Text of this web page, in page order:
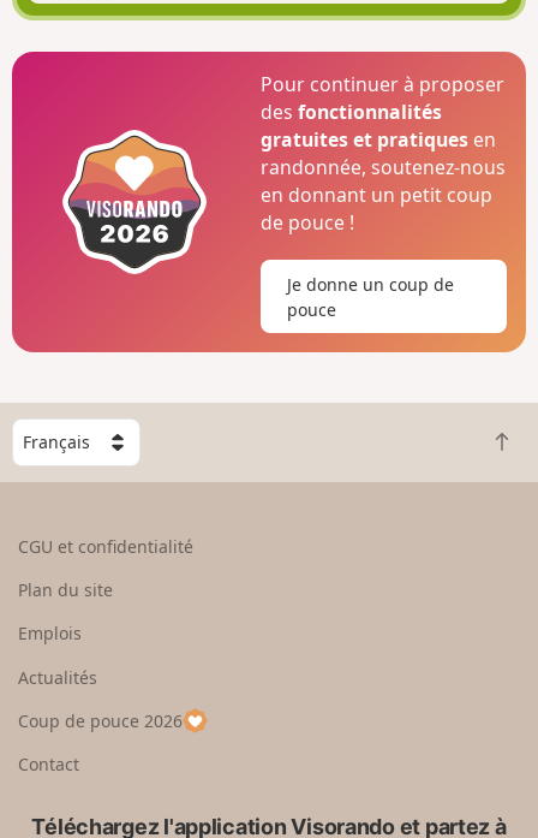
Pour continuer à proposer
desfonctionnalités
gratuites et pratiques en
randonnée, soutenez-nous
en donnant un petit coup
de pouce !
Je donne un coup de
pouce
C
h
o
e
u
p
a
R
e
CGU et confidentialité
Plan du site
Emplois
Actualités
Coup de pouce 2026
Contact
Téléchargez l'application Visorando et partez à